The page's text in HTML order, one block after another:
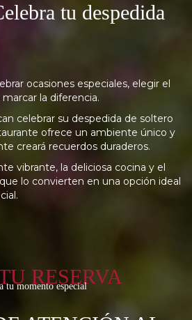
tu despedida
ocasiones especiales, elegir el
la diferencia.
celebrar su despedida de soltero
ofrece un ambiente único y
creará recuerdos duraderos.
vibrante, la deliciosa cocina y el
lo convierten en una opción ideal
RESERVA
tu momento especial